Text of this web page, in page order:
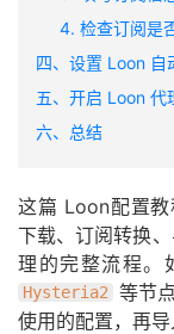
4. 检查订阅是
四、设置 Loon 自
五、开启 Loon 代
六、总结
这篇 Loon配置
下载、订阅转换
理的完整流程。
Hysteria2
等节
使用的配置，再导